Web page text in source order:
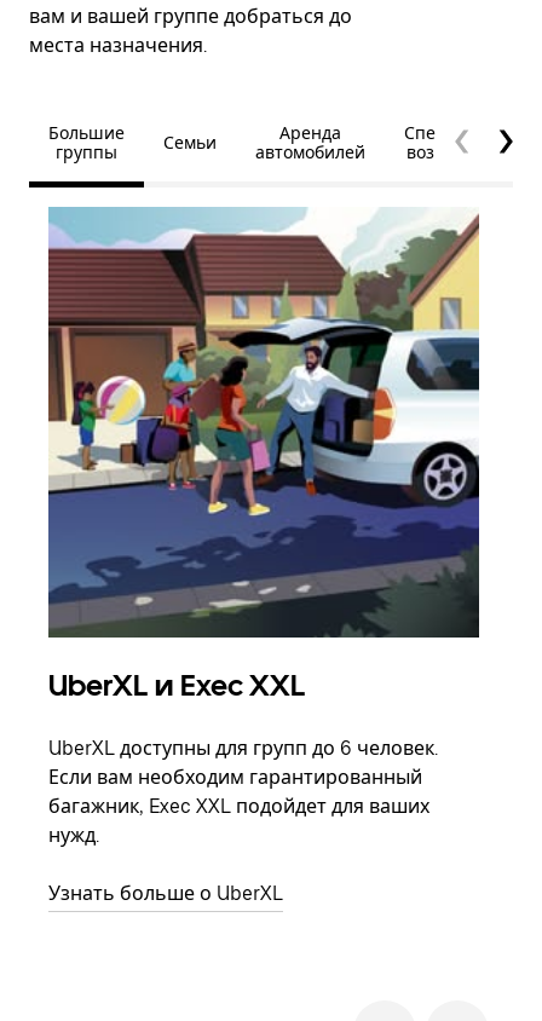
вам и вашей группе добраться до
места назначения.
Большие
группы
Семьи
Аренда
автомобилей
Специальные
возможности
UberXL и Exec XXL
UberXL доступны для групп до 6 человек.
Если вам необходим гарантированный
багажник, Exec XXL подойдет для ваших
нужд.
Узнать больше о UberXL